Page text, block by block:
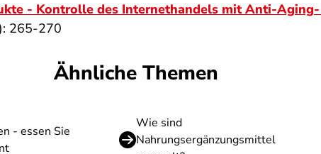
- Kontrolle des Internethandels mit Anti-
265-270
Ähnliche Themen
- essen Sie
Wie sind
Nahrungsergänzungsmittel